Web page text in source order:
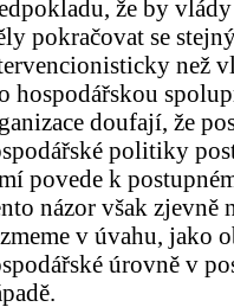
že by
pokračovat se
než
hospodářskou
doufají, že
politiky
povede k
názor však
v úvahu, jako
úrovně v